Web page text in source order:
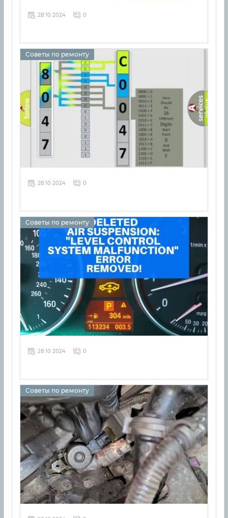
28 10 2024 0
Советы по ремонту
28 10 2024 0
Советы по ремонту
28 10 2024 0
Советы по ремонту